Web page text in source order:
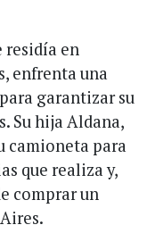
residía en
enfrenta una
garantizar su
Su hija Aldana,
camioneta para
que realiza y,
comprar un